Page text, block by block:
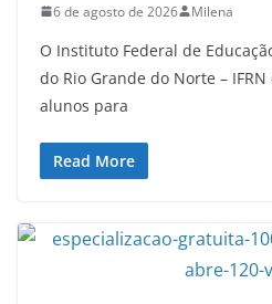
6 de agosto de 2026 Milena
O Instituto Federal de
do Rio Grande do Norte –
alunos para
Read More